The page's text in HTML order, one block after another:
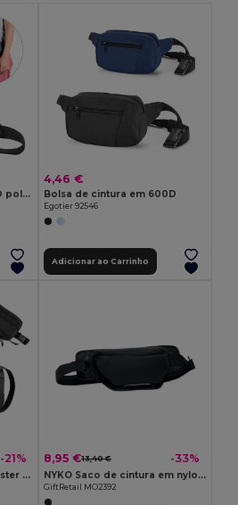
Bolsa de cintura em 600D poliéster reciclado e forra em 210D poliéster reciclado
4,46 €
Bolsa de cintura em 600D
Egotier 92546
Adicionar ao Carrinho
-21%
Bolsa de cintura em poliéster reciclado 600D de alta densidade e forro em poliéster reciclado 210D
8,95 €13,40 € -33%
NYKO Saco de cintura em nylon 420D
GiftRetail MO2392